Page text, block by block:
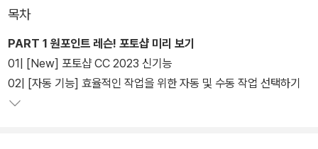
록 구성하였다.
또한 광대한 기능 속에서 사용자별로 자신에게 맞는 툴만 배울 수 있
도록 ‘맞춤형 학습법’을 제시하고, 시험대비와 중요도, 신기능 등을 제
공하며, 학습 시 궁금한 점은 ‘왜?Why?’를 통해 해결할 수 있도록 안
목차
PART 1 원포인트 레슨! 포토샵 미리 보기
01| [New] 포토샵 CC 2023 신기능
02| [자동 기능] 효율적인 작업을 위한 자동 및 수동 작업 선택하기